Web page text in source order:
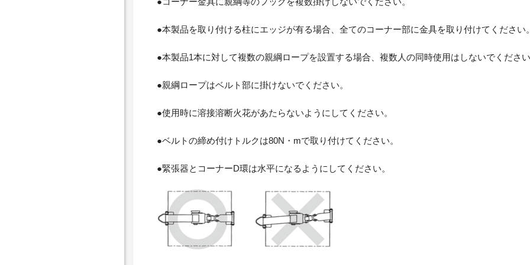
●本製品を取り付ける柱にエッジが有る場合、全てのコーナー部に金具を取り付けてください
●本製品1本に対して複数の親綱ロープを設置する場合、複数人の同時使用はしないでくださ
●親綱ロープはベルト部に掛けないでください。
●使用時に溶接溶断火花があたらないようにしてください。
●ベルトの締め付けトルクは80N・mで取り付けてください。
●緊張器とコーナーD環は水平になるようにしてください。